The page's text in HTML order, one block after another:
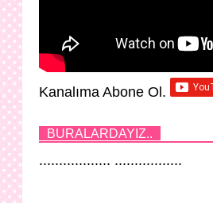
Kanalıma Abone Ol.
BURALARDAYIZ..
.................. .................